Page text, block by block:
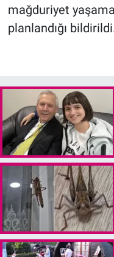
mağduriyet
planlandığı